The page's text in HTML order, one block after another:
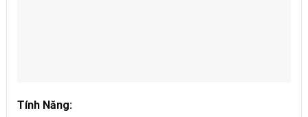
Tính Năng: